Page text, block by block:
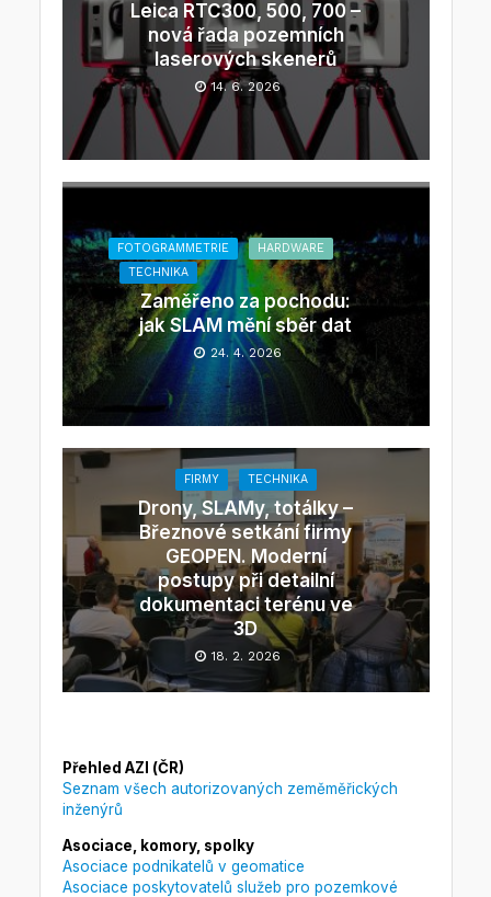
Leica RTC300, 500, 700 –
nová řada pozemních
laserových skenerů
14. 6. 2026
FOTOGRAMMETRIE
HARDWARE
TECHNIKA
Zaměřeno za pochodu:
jak SLAM mění sběr dat
24. 4. 2026
FIRMY TECHNIKA
Drony, SLAMy, totálky –
Březnové setkání firmy
GEOPEN. Moderní
postupy při detailní
dokumentaci terénu ve
3D
18. 2. 2026
Přehled AZI (ČR)
Seznam všech autorizovaných zeměměřických
inženýrů
Asociace, komory, spolky
Asociace podnikatelů v geomatice
Asociace poskytovatelů služeb pro pozemkové